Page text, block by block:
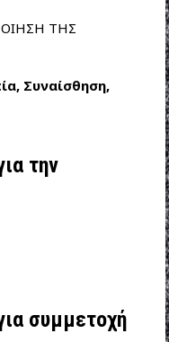
ΤΗΣ
Συναίσθηση,
την
συμμετοχή